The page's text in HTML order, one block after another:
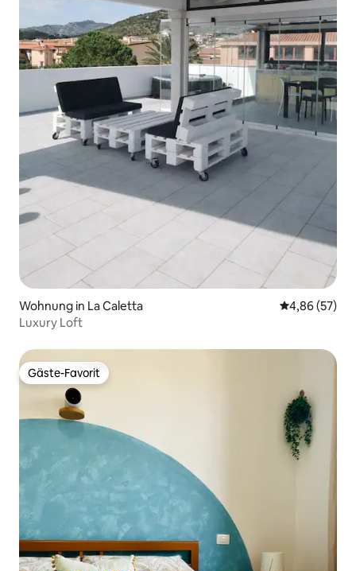
Wohnung in La Caletta
4,86 (57)
Luxury Loft
Gäste-Favorit
Gäste-Favorit